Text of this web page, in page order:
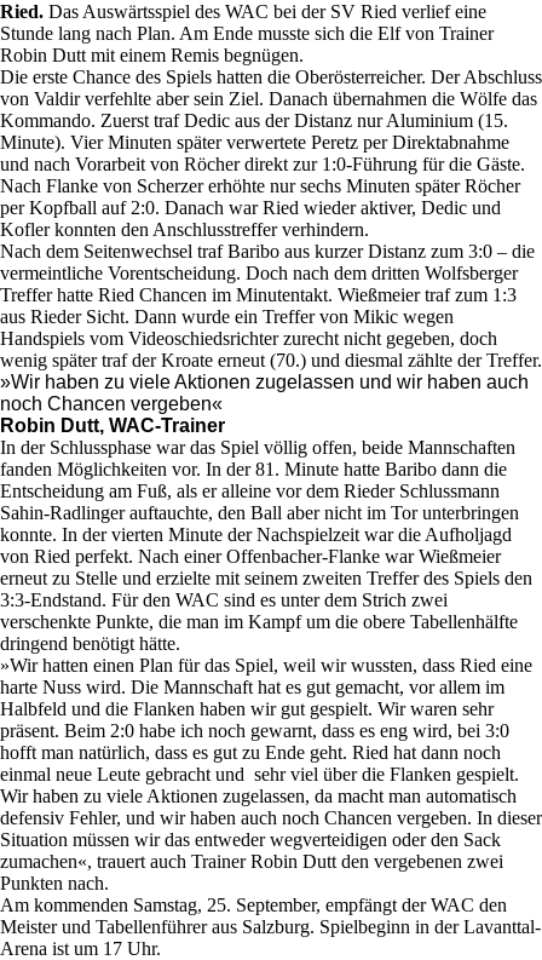
Ried. Das Auswärtsspiel des WAC bei der SV Ried verlief eine
Stunde lang nach Plan. Am Ende musste sich die Elf von Trainer
Robin Dutt mit einem Remis begnügen.
Die erste Chance des Spiels hatten die Oberösterreicher. Der Abschluss
von Valdir verfehlte aber sein Ziel. Danach übernahmen die Wölfe das
Kommando. Zuerst traf Dedic aus der Distanz nur Aluminium (15.
Minute). Vier Minuten später verwertete Peretz per Direktabnahme
und nach Vorarbeit von Röcher direkt zur 1:0-Führung für die Gäste.
Nach Flanke von Scherzer erhöhte nur sechs Minuten später Röcher
per Kopfball auf 2:0. Danach war Ried wieder aktiver, Dedic und
Kofler konnten den Anschlusstreffer verhindern.
Nach dem Seitenwechsel traf Baribo aus kurzer Distanz zum 3:0 – die
vermeintliche Vorentscheidung. Doch nach dem dritten Wolfsberger
Treffer hatte Ried Chancen im Minutentakt. Wießmeier traf zum 1:3
aus Rieder Sicht. Dann wurde ein Treffer von Mikic wegen
Handspiels vom Videoschiedsrichter zurecht nicht gegeben, doch
wenig später traf der Kroate erneut (70.) und diesmal zählte der Treffer.
»Wir haben zu viele Aktionen zugelassen und wir haben auch
noch Chancen vergeben«
Robin Dutt, WAC-Trainer
In der Schlussphase war das Spiel völlig offen, beide Mannschaften
fanden Möglichkeiten vor. In der 81. Minute hatte Baribo dann die
Entscheidung am Fuß, als er alleine vor dem Rieder Schlussmann
Sahin-Radlinger auftauchte, den Ball aber nicht im Tor unterbringen
konnte. In der vierten Minute der Nachspielzeit war die Aufholjagd
von Ried perfekt. Nach einer Offenbacher-Flanke war Wießmeier
erneut zu Stelle und erzielte mit seinem zweiten Treffer des Spiels den
3:3-Endstand. Für den WAC sind es unter dem Strich zwei
verschenkte Punkte, die man im Kampf um die obere Tabellenhälfte
dringend benötigt hätte.
»Wir hatten einen Plan für das Spiel, weil wir wussten, dass Ried eine
harte Nuss wird. Die Mannschaft hat es gut gemacht, vor allem im
Halbfeld und die Flanken haben wir gut gespielt. Wir waren sehr
präsent. Beim 2:0 habe ich noch gewarnt, dass es eng wird, bei 3:0
hofft man natürlich, dass es gut zu Ende geht. Ried hat dann noch
einmal neue Leute gebracht und sehr viel über die Flanken gespielt.
Wir haben zu viele Aktionen zugelassen, da macht man automatisch
defensiv Fehler, und wir haben auch noch Chancen vergeben. In dieser
Situation müssen wir das entweder wegverteidigen oder den Sack
zumachen«, trauert auch Trainer Robin Dutt den vergebenen zwei
Punkten nach.
Am kommenden Samstag, 25. September, empfängt der WAC den
Meister und Tabellenführer aus Salzburg. Spielbeginn in der Lavanttal-
Arena ist um 17 Uhr.